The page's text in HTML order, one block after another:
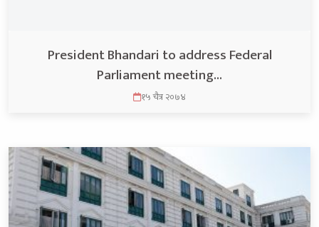
President Bhandari to address Federal
Parliament meeting…
१५ चैत्र २०७४